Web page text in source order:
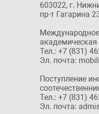
603022, г.
пр-т Гагарина
Тел.: +7 (831)
Эл. почта:
Поступление
Тел.: +7 (831)
Эл. почта: